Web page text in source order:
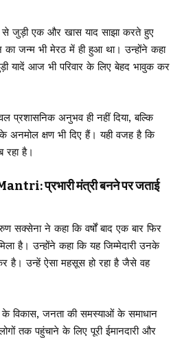
जुड़ी एक और खास याद साझा करते हुए
जन्म भी मेरठ में ही हुआ था। उन्होंने कहा
यादें आज भी परिवार के लिए बेहद भावुक कर
अनुभव ही नहीं दिया, बल्कि
अनमोल क्षण भी दिए हैं। यही वजह है कि
है।
प्रभारी मंत्री बनने पर जताई
सक्सेना ने कहा कि वर्षों बाद एक बार फिर
है। उन्होंने कहा कि यह जिम्मेदारी उनके
है। उन्हें ऐसा महसूस हो रहा है जैसे वह
के विकास, जनता की समस्याओं के समाधान
तक पहुंचाने के लिए पूरी ईमानदारी और